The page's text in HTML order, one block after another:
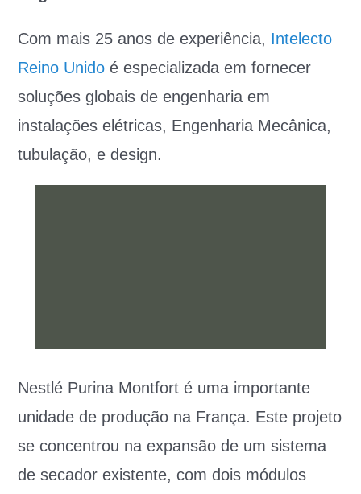
Com mais 25 anos de experiência, Intelecto
Reino Unido é especializada em fornecer
soluções globais de engenharia em
instalações elétricas, Engenharia Mecânica,
tubulação, e design.
Nestlé Purina Montfort é uma importante
unidade de produção na França. Este projeto
se concentrou na expansão de um sistema
de secador existente, com dois módulos